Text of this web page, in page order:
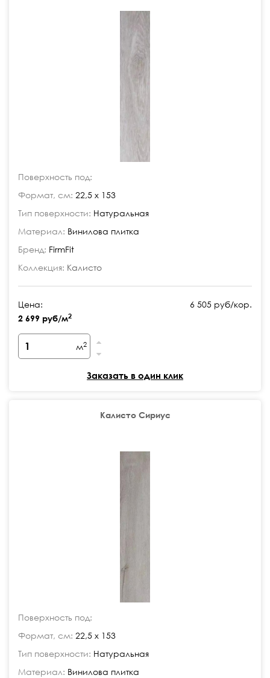
Поверхность под:
Формат, см: 22,5 x 153
Тип поверхности: Натуральная
Материал: Винилова плитка
Бренд: FirmFit
Коллекция: Калисто
Цена:
2 699 руб/м2
6 505 руб/кор.
м2
Заказать в один клик
Калисто Сириус
Поверхность под:
Формат, см: 22,5 x 153
Тип поверхности: Натуральная
Материал: Винилова плитка